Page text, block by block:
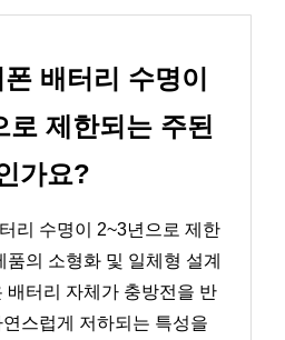
배터리 수명이
로 제한되는 주된
가요?
리 수명이 2~3년으로 제한
의 소형화 및 일체형 설계
배터리 자체가 충방전을 반
스럽게 저하되는 특성을